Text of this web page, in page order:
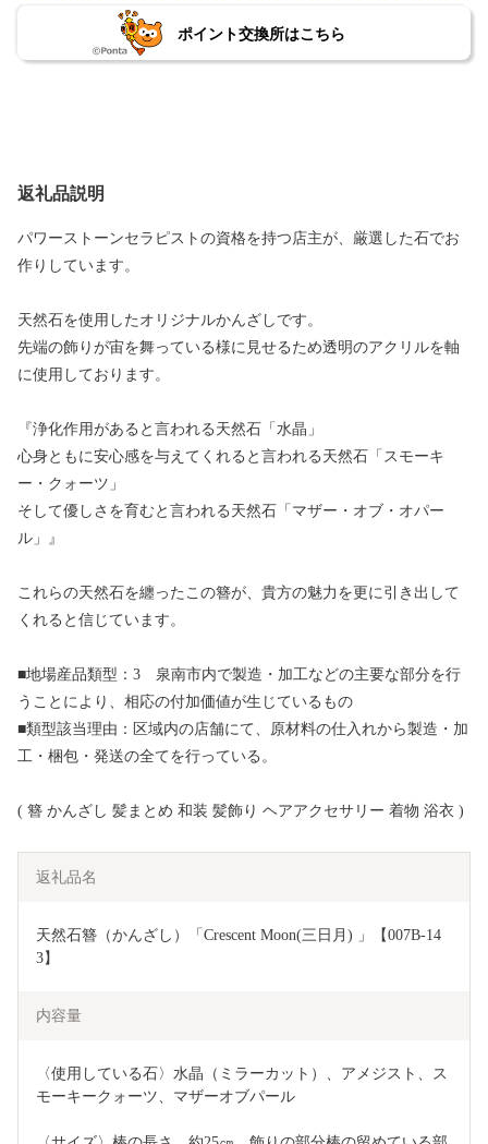
ポイント交換所はこちら
返礼品説明
パワーストーンセラピストの資格を持つ店主が、厳選した石でお
作りしています。
天然石を使用したオリジナルかんざしです。
先端の飾りが宙を舞っている様に見せるため透明のアクリルを軸
に使用しております。
『浄化作用があると言われる天然石「水晶」
心身ともに安心感を与えてくれると言われる天然石「スモーキ
ー・クォーツ」
そして優しさを育むと言われる天然石「マザー・オブ・オパー
ル」』
これらの天然石を纏ったこの簪が、貴方の魅力を更に引き出して
くれると信じています。
■地場産品類型：3 泉南市内で製造・加工などの主要な部分を行
うことにより、相応の付加価値が生じているもの
■類型該当理由：区域内の店舗にて、原材料の仕入れから製造・加
工・梱包・発送の全てを行っている。
( 簪 かんざし 髪まとめ 和装 髪飾り ヘアアクセサリー 着物 浴衣 )
返礼品名
天然石簪（かんざし）「Crescent Moon(三日月) 」【007B-14
3】
内容量
〈使用している石〉水晶（ミラーカット）、アメジスト、ス
モーキークォーツ、マザーオブパール